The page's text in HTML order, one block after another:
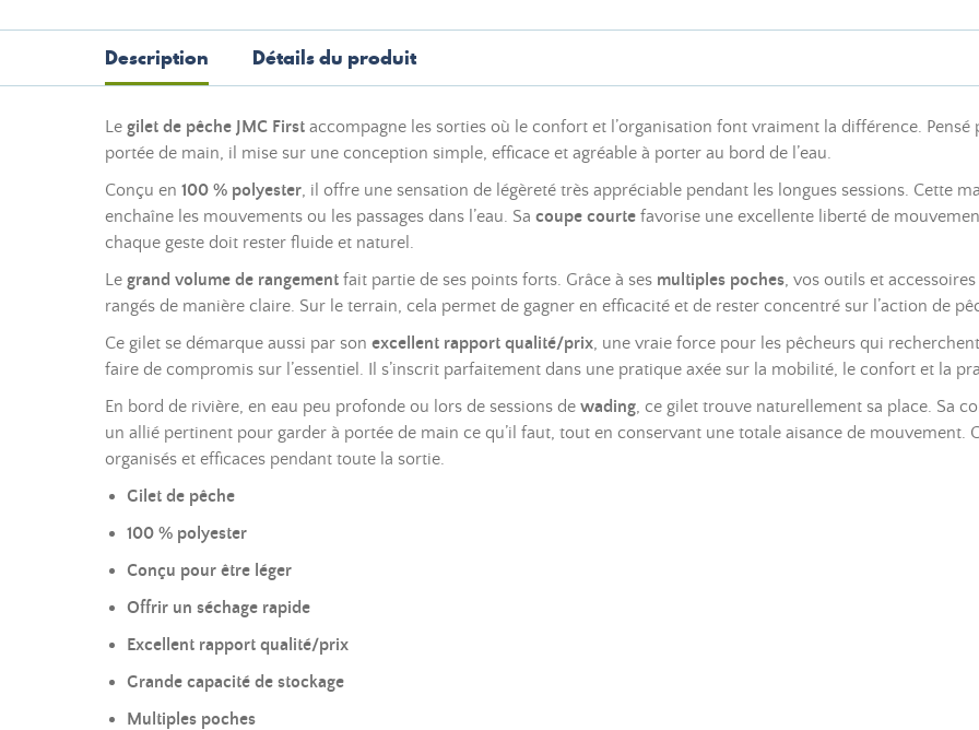
Description Détails du produit
Le gilet de pêche JMC First accompagne les sorties où le confort et l’organisation font vraiment la différence. Pensé
portée de main, il mise sur une conception simple, efficace et agréable à porter au bord de l’eau.
Conçu en 100 % polyester, il offre une sensation de légèreté très appréciable pendant les longues sessions. Cette
enchaîne les mouvements ou les passages dans l’eau. Sa coupe courte favorise une excellente liberté de
chaque geste doit rester fluide et naturel.
Le grand volume de rangement fait partie de ses points forts. Grâce à ses multiples poches, vos outils et
rangés de manière claire. Sur le terrain, cela permet de gagner en efficacité et de rester concentré sur l’action de
Ce gilet se démarque aussi par son excellent rapport qualité/prix, une vraie force pour les pêcheurs qui
faire de compromis sur l’essentiel. Il s’inscrit parfaitement dans une pratique axée sur la mobilité, le confort et la
En bord de rivière, en eau peu profonde ou lors de sessions de wading, ce gilet trouve naturellement sa place. Sa
un allié pertinent pour garder à portée de main ce qu’il faut, tout en conservant une totale aisance de mouvement.
organisés et efficaces pendant toute la sortie.
Gilet de pêche
100 % polyester
Conçu pour être léger
Offrir un séchage rapide
Excellent rapport qualité/prix
Grande capacité de stockage
Multiples poches